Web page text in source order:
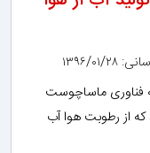
۰۱/۲۸
فناوری ماساچوست
از رطوبت هوا آب